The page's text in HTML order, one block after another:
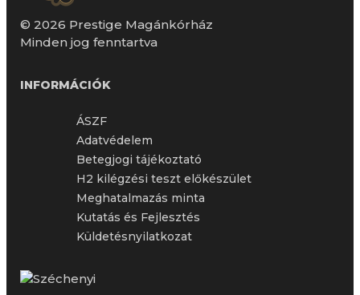
© 2026 Prestige Magánkórház
Minden jog fenntartva
INFORMÁCIÓK
ÁSZF
Adatvédelem
Betegjogi tájékoztató
H2 kilégzési teszt előkészület
Meghatalmazás minta
Kutatás és Fejlesztés
Küldetésnyilatkozat